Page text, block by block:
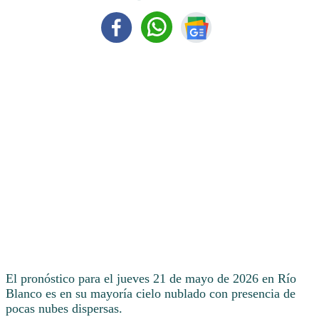
El pronóstico para el jueves 21 de mayo de 2026 en Río
Blanco es en su mayoría cielo nublado con presencia de
pocas nubes dispersas.